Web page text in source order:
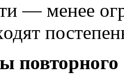
— менее
повторного